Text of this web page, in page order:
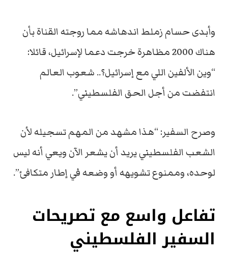
وأبدى حسام زملط اندهاشه مما روجته القناة بأن
هناك 2000 مظاهرة خرجت دعما لإسرائيل، قائلا:
“وين الألفين اللي مع إسرائيل؟.. شعوب العالم
انتفضت من أجل الحق الفلسطيني”.
وصرح السفير: “هذا مشهد من المهم تسجيله لأن
الشعب الفلسطيني يريد أن يشعر الآن ويعي أنه ليس
لوحده، وممنوع تشويهه أو وضعه في إطار متكافئ”.
تفاعل واسع مع تصريحات
السفير الفلسطيني